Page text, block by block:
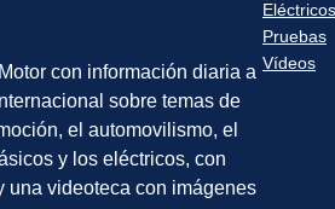
con información diaria a
sobre temas de
el automovilismo, el
y los eléctricos, con
una videoteca con imágenes
Eléctricos
Pruebas
Vídeos